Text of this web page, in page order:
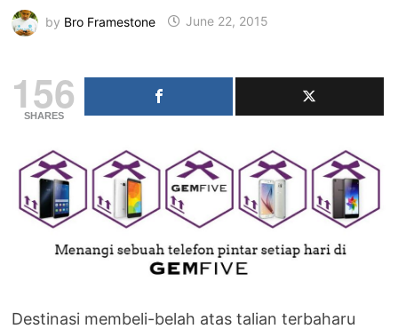
by Bro Framestone June 22, 2015
156
SHARES
Destinasi membeli-belah atas talian terbaharu